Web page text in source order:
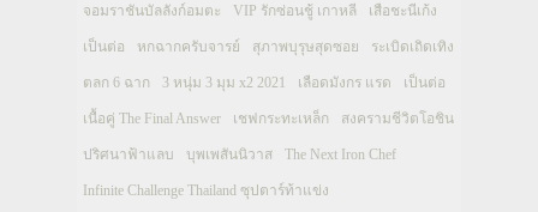
จอมราชันบัลลังก์อมตะ VIP รักซ่อนชู้ เกาหลี เสือชะนีเก้ง
เป็นต่อ หกฉากครับจารย์ สุภาพบุรุษสุดซอย ระเบิดเถิดเทิง
ตลก 6 ฉาก 3 หนุ่ม 3 มุม x2 2021 เลือดมังกร แรด เป็นต่อ
เนื้อคู่ The Final Answer เชฟกระทะเหล็ก สงครามชีวิตโอชิน
ปริศนาฟ้าแลบ บุพเพสันนิวาส The Next Iron Chef
Infinite Challenge Thailand ซุปตาร์ท้าแข่ง